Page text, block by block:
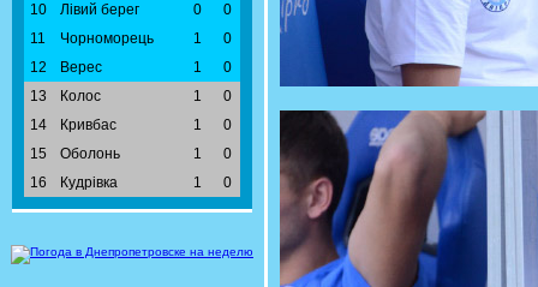
10
Лівий берег 0
0
11
Чорноморець 1
0
12
Верес 1
0
13
Колос 1
0
14
Кривбас 1
0
15
Оболонь 1
0
16
Кудрівка 1 0